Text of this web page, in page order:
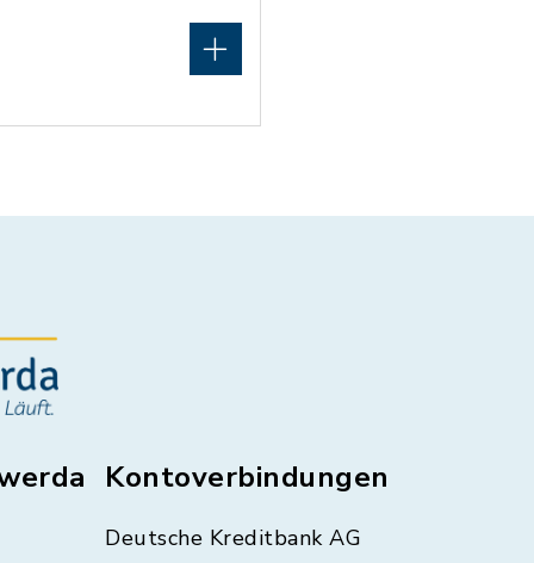
Kontoverbindungen
Deutsche Kreditbank AG